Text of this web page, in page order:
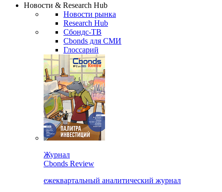
Новости & Research Hub
Новости рынка
Research Hub
Сбондс-ТВ
Cbonds для СМИ
Глоссарий
Журнал
Cbonds Review
ежеквартальный аналитический журнал